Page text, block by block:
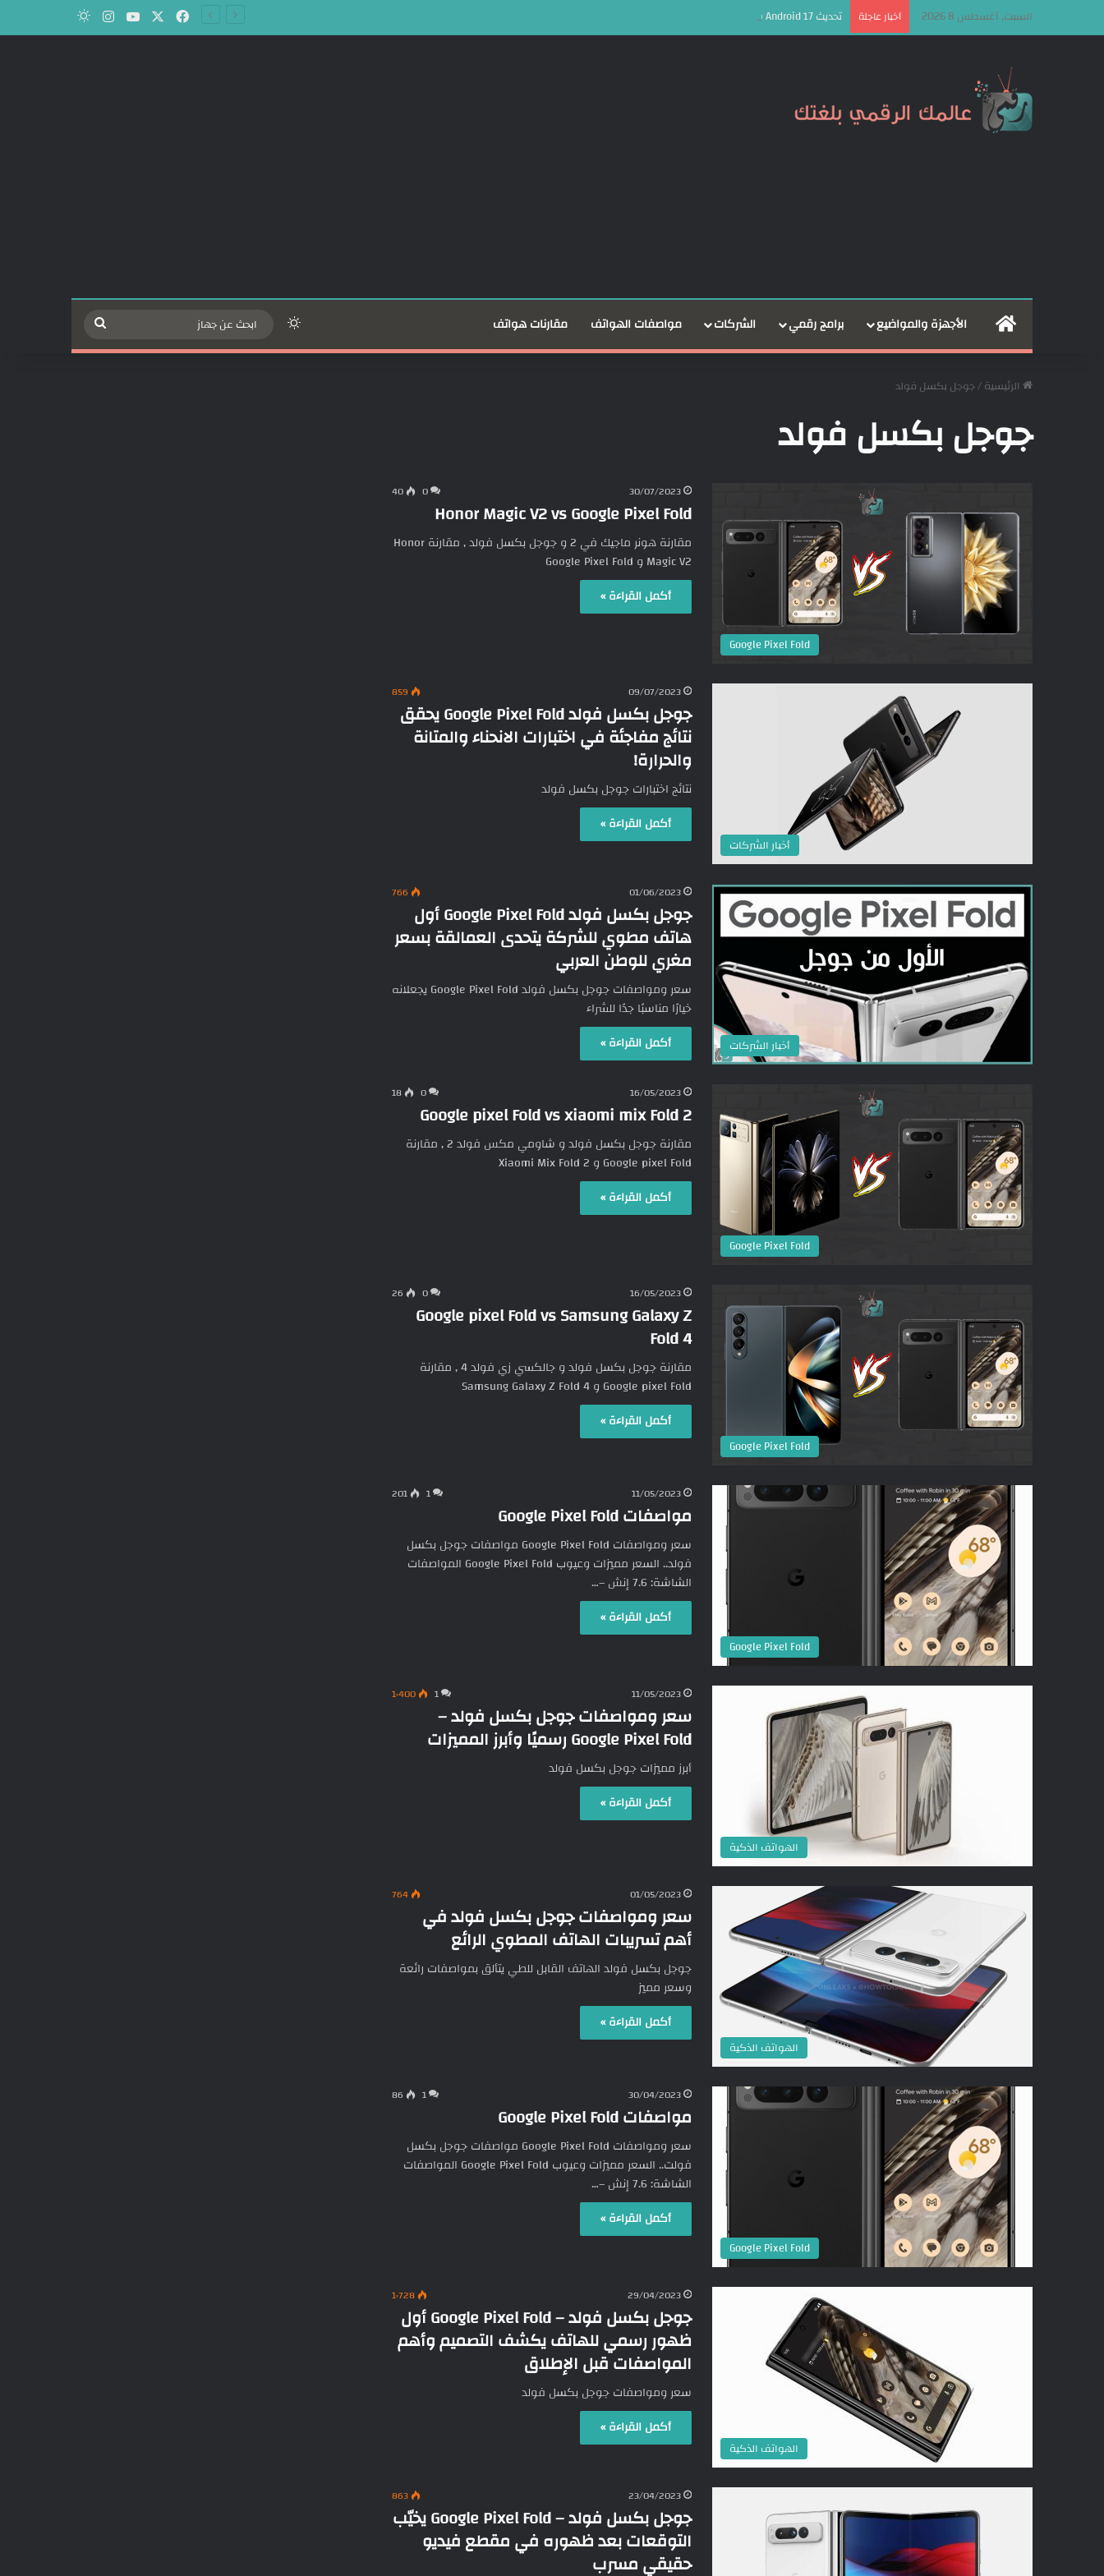
السبت, أغسطس 8 2026 أخبار عاجلة تحديث Android 17 سيكون الأخير لهذه الهواتف من سامسونج فيسبوك‫YouTube
انستقرامالوضع المظلم
الرئيسيةالأجهزة والمواضيع برامج رقمي الشركات مواصفات الهواتف مقارنات هواتف الوضع المظلم
ابحث
عن
الرئيسية/جوجل بكسل فولد
جوجل بكسل فولد
Google Pixel Fold
30/07/2023
0
40
Honor Magic V2 vs Google Pixel Fold
مقارنة هونر ماجيك في 2 و جوجل بكسل فولد , مقارنة Honor
Magic V2 و Google Pixel Fold
أكمل القراءة »
أخبار الشركات
09/07/2023
859
جوجل بكسل فولد Google Pixel Fold يحقق
نتائج مفاجئة في اختبارات الانحناء والمتانة
والحرارة!
نتائج اختبارات جوجل بكسل فولد
أكمل القراءة »
أخبار الشركات
01/06/2023
766
جوجل بكسل فولد Google Pixel Fold أول
هاتف مطوي للشركة يتحدى العمالقة بسعر
مغري للوطن العربي
سعر ومواصفات جوجل بكسل فولد Google Pixel Fold يجعلانه
خيارًا مناسبًا جدًا للشراء
أكمل القراءة »
Google Pixel Fold
16/05/2023
0
18
Google pixel Fold vs xiaomi mix Fold 2
مقارنة جوجل بكسل فولد و شاومي مكس فولد 2 , مقارنة
Google pixel Fold و Xiaomi Mix Fold 2
أكمل القراءة »
Google Pixel Fold
16/05/2023
0
26
Google pixel Fold vs Samsung Galaxy Z
Fold 4
مقارنة جوجل بكسل فولد و جالكسي زي فولد 4 , مقارنة
Google pixel Fold و Samsung Galaxy Z Fold 4
أكمل القراءة »
Google Pixel Fold
11/05/2023
1
201
مواصفات Google Pixel Fold
سعر ومواصفات Google Pixel Fold مواصفات جوجل بكسل
فولد.. السعر مميزات وعيوب Google Pixel Fold المواصفات
الشاشة: 7.6 إنش –…
أكمل القراءة »
الهواتف الذكية
11/05/2023
1 1٬400
سعر ومواصفات جوجل بكسل فولد –
Google Pixel Fold رسميًا وأبرز المميزات
أبرز مميزات جوجل بكسل فولد
أكمل القراءة »
الهواتف الذكية
01/05/2023
764
سعر ومواصفات جوجل بكسل فولد في
أهم تسريبات الهاتف المطوي الرائع
جوجل بكسل فولد الهاتف القابل للطي يتألق بمواصفات رائعة
وسعر مميز
أكمل القراءة »
Google Pixel Fold
30/04/2023
1
86
مواصفات Google Pixel Fold
سعر ومواصفات Google Pixel Fold مواصفات جوجل بكسل
فولت.. السعر مميزات وعيوب Google Pixel Fold المواصفات
الشاشة: 7.6 إنش –…
أكمل القراءة »
الهواتف الذكية
29/04/2023 1٬728
جوجل بكسل فولد – Google Pixel Fold أول
ظهور رسمي للهاتف يكشف التصميم وأهم
المواصفات قبل الإطلاق
سعر ومواصفات جوجل بكسل فولد
أكمل القراءة »
23/04/2023
863
جوجل بكسل فولد – Google Pixel Fold يخيّب
التوقعات بعد ظهوره في مقطع فيديو
حقيقي مسرب